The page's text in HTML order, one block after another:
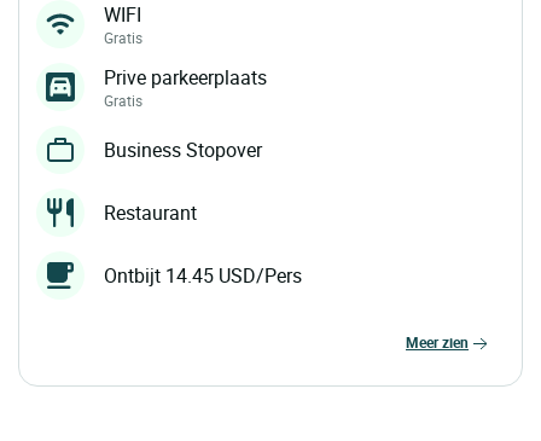
WIFI
Gratis
Prive parkeerplaats
Gratis
Business Stopover
Restaurant
Ontbijt 14.45 USD/Pers
meer zien